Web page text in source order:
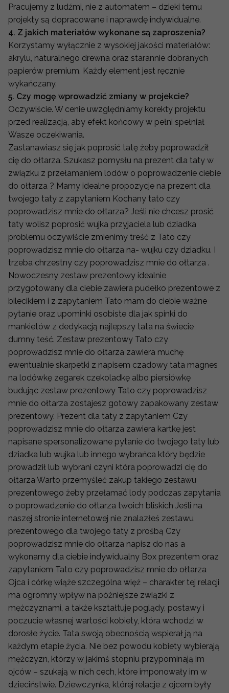
Pracujemy z ludźmi, nie z automatem – dzięki temu
projekty są dopracowane i naprawdę indywidualne.
4. Z jakich materiałów wykonane są zaproszenia?
Korzystamy wyłącznie z wysokiej jakości materiałów:
akrylu, naturalnego drewna oraz starannie dobranych
papierów premium. Każdy element jest ręcznie
wykańczany.
5. Czy mogę wprowadzić zmiany w projekcie?
Oczywiście. W cenie uwzględniamy korekty projektu
przed realizacją, aby efekt końcowy w pełni spełniał
Wasze oczekiwania.
Zastanawiasz się jak poprosić tatę żeby poprowadził
cię do ołtarza. Szukasz pomysłu na prezent dla taty w
związku z przełamaniem lodów o poprowadzenie ciebie
do ołtarza ? Mamy idealne propozycje na prezent dla
twojego taty z zapytaniem Kochany tato czy
poprowadzisz mnie do ołtarza? Jeśli nie chcesz prosić
taty wolisz poprosić wujka przyjaciela lub dziadka
problemu oczywiście zmienimy treść z Tato czy
poprowadzisz mnie do ołtarza na- wujku czy dziadku. I
trzeba chrzestny czy poprowadzisz mnie do ołtarza .
Nowoczesny zestaw prezentowy idealnie
przygotowany dla ciebie zawiera pudełko prezentowe z
bilecikiem i z zapytaniem Tato mam do ciebie ważne
pytanie oraz upominki osobiste dla jak spinki do
mankietów z dedykacją najlepszy tata na świecie
dumny teść. Zestaw prezentowy Tato czy
poprowadzisz mnie do ołtarza zawiera muchę
ewentualnie skarpetki z napisem czadowy tata magnes
na lodówkę zegarek czekoladkę albo piersiówkę
budując zestaw prezentowy Tato czy poprowadzisz
mnie do ołtarza zostajesz gotowy zapakowany zestaw
prezentowy. Prezent dla taty z zapytaniem Czy
poprowadzisz mnie do ołtarza zawiera kartkę jest
napisane spersonalizowane pytanie do twojego taty lub
dziadka lub wujka lub innego wybrańca który będzie
prowadził lub wybrani czyni która poprowadzi cię do
ołtarza Warto przemyśleć zakup takiego zestawu
prezentowego żeby przełamać lody podczas zapytania
o poprowadzenie do ołtarza twoich bliskich Jeśli na
naszej stronie internetowej nie znalazłeś zestawu
prezentowego dla twojego taty z prośbą Czy
poprowadzisz mnie do ołtarza napisz do nas a
wykonamy dla ciebie indywidualny Box prezentem oraz
zapytaniem Tato czy poprowadzisz mnie do ołtarza
Ojca i córkę wiąże szczególna więź – charakter tej relacji
ma ogromny wpływ na późniejsze związki z
mężczyznami, a także kształtuje poglądy, postawy i
poczucie własnej wartości kobiety, która wchodzi w
dorosłe życie. Tata swoją obecnością wspierał ją na
każdym etapie życia. Nie bez powodu kobiety wybierają
mężczyzn, którzy w jakimś stopniu przypominają im
ojców – szukają w nich cech, które imponowały im w
dzieciństwie. Dziewczynka, której relacje z ojcem były